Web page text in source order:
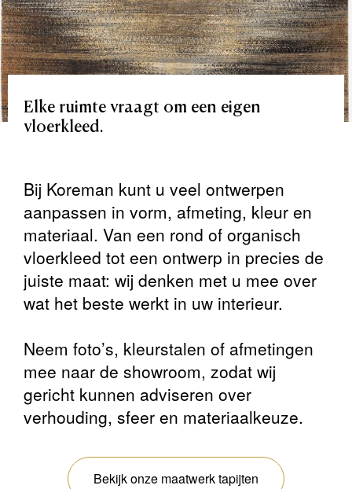
Elke ruimte vraagt om een eigen
vloerkleed.
Bij Koreman kunt u veel ontwerpen
aanpassen in vorm, afmeting, kleur en
materiaal. Van een rond of organisch
vloerkleed tot een ontwerp in precies de
juiste maat: wij denken met u mee over
wat het beste werkt in uw interieur.
Neem foto’s, kleurstalen of afmetingen
mee naar de showroom, zodat wij
gericht kunnen adviseren over
verhouding, sfeer en materiaalkeuze.
Bekijk onze maatwerk tapijten